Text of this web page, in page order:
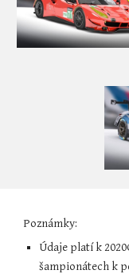
Poznámky:
Údaje platí k
šampionátech k